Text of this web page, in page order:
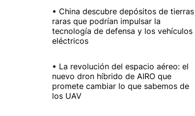
China descubre depósitos de tierras
raras que podrían impulsar la
tecnología de defensa y los vehículos
eléctricos
La revolución del espacio aéreo: el
nuevo dron híbrido de AIRO que
promete cambiar lo que sabemos de
los UAV